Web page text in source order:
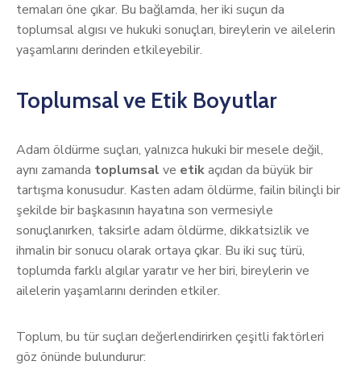
temaları öne çıkar. Bu bağlamda, her iki suçun da
toplumsal algısı ve hukuki sonuçları, bireylerin ve ailelerin
yaşamlarını derinden etkileyebilir.
Toplumsal ve Etik Boyutlar
Adam öldürme suçları, yalnızca hukuki bir mesele değil,
aynı zamanda toplumsal ve etikaçıdan da büyük bir
tartışma konusudur. Kasten adam öldürme, failin bilinçli bir
şekilde bir başkasının hayatına son vermesiyle
sonuçlanırken, taksirle adam öldürme, dikkatsizlik ve
ihmalin bir sonucu olarak ortaya çıkar. Bu iki suç türü,
toplumda farklı algılar yaratır ve her biri, bireylerin ve
ailelerin yaşamlarını derinden etkiler.
Toplum, bu tür suçları değerlendirirken çeşitli faktörleri
göz önünde bulundurur: